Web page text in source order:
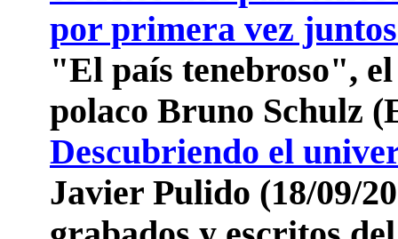
por primera vez
"El país tenebroso",
polaco Bruno Schulz
Descubriendo el
Javier Pulido (18/09/